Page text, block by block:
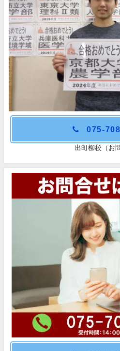
075-
出町柳校（お